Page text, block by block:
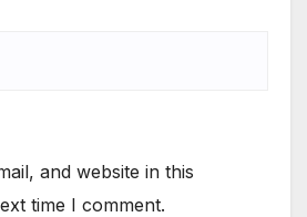
and website in this
time I comment.